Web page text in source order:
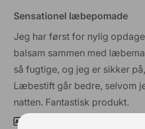
5
af
5
stjerner
Sensationel læbepomade
Jeg har først for nylig
balsam sammen med
så fugtige, og jeg er sikker
Læbestift går bedre, selvom
natten. Fantastisk produkt.